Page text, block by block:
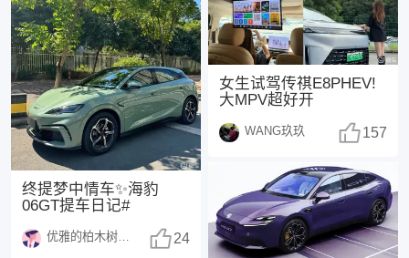
终提梦中情车✨海豹
06GT提车日记#
24
女生试驾传祺E8PHEV!
大MPV超好开
WANG玖玖 157